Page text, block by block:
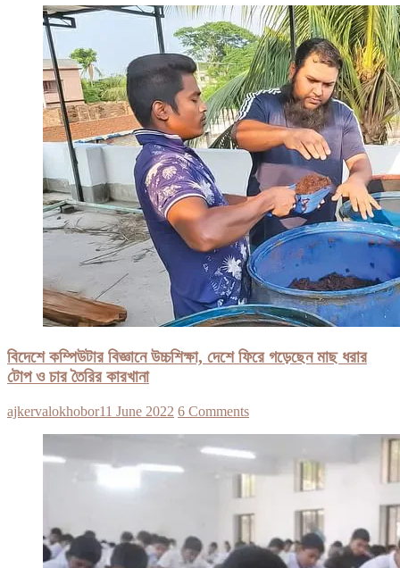
বিদেশে কম্পিউটার বিজ্ঞানে উচ্চশিক্ষা, দেশে ফিরে গড়েছেন মাছ ধরার
টোপ ও চার তৈরির কারখানা
ajkervalokhobor11 June 2022 6 Comments